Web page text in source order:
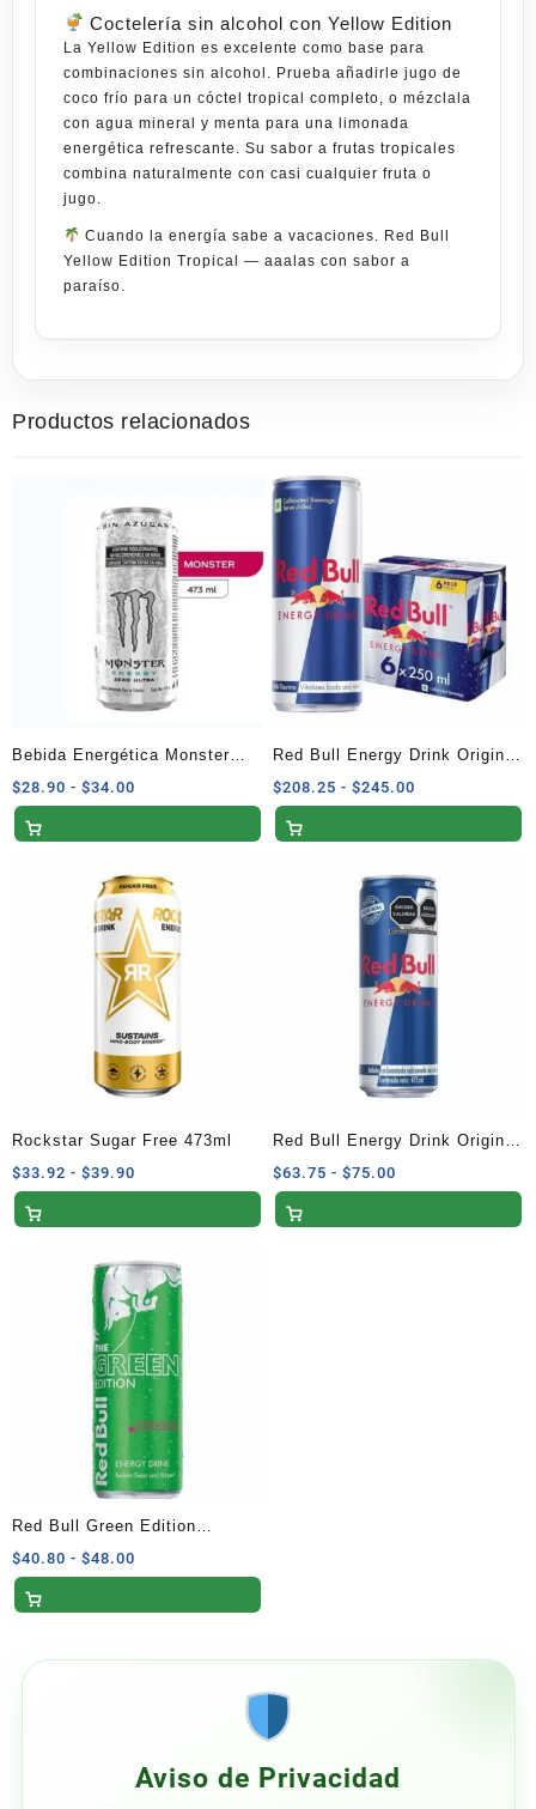
Coctelería sin alcohol con Yellow Edition
La Yellow Edition es excelente como base para
combinaciones sin alcohol. Prueba añadirle jugo de
coco frío para un cóctel tropical completo, o mézclala
con agua mineral y menta para una limonada
energética refrescante. Su sabor a frutas tropicales
combina naturalmente con casi cualquier fruta o
jugo.
Cuando la energía sabe a vacaciones. Red Bull
Yellow Edition Tropical — aaalas con sabor a
paraíso.
Productos relacionados
Bebida Energética Monster
Zero Ultra 473 ml
$28.90 - $34.00
de
$28.90
hasta
$34.00
Red Bull Energy Drink Original
Pack 6 Latas 250 ml
$208.25 - $245.00
de
$208.25
hasta
$245.00
Rockstar Sugar Free 473ml
$33.92 - $39.90
de
$33.92
hasta
$39.90
Red Bull Energy Drink Original
473ml
$63.75 - $75.00
de
Red Bull Green Edition
Dragonfruit 250ml
$40.80 - $48.00
de
$40.80
Aviso de Privacidad